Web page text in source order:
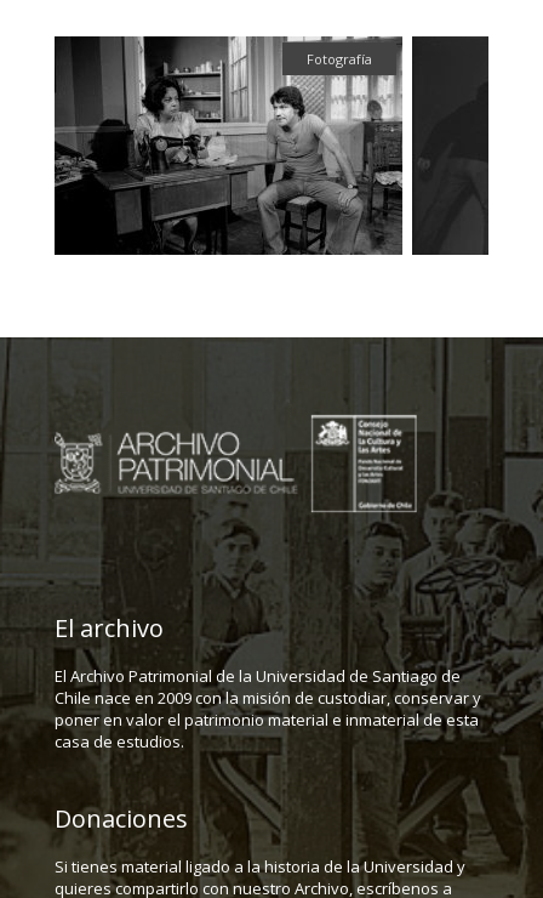
Fotografía
El archivo
El Archivo Patrimonial de la Universidad de Santiago de
Chile nace en 2009 con la misión de custodiar, conservar y
poner en valor el patrimonio material e inmaterial de esta
casa de estudios.
Donaciones
Si tienes material ligado a la historia de la Universidad y
quieres compartirlo con nuestro Archivo, escríbenos a